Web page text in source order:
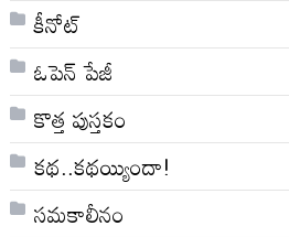
కీనోట్
ఓపెన్ పేజీ
కొత్త పుస్తకం
కథ..కథయ్యిందా!
సమకాలీనం